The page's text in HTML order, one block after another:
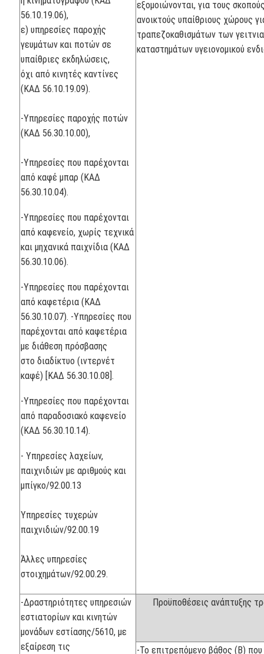
56.10.19.06),
ε) υπηρεσίες παροχής
γευμάτων και ποτών σε
υπαίθριες εκδηλώσεις,
όχι από κινητές καντίνες
(ΚΑΔ 56.10.19.09).
-Υπηρεσίες παροχής ποτών
(ΚΑΔ 56.30.10.00),
-Υπηρεσίες που παρέχονται
από καφέ μπαρ (ΚΑΔ
56.30.10.04).
-Υπηρεσίες που παρέχονται
από καφενείο, χωρίς τεχνικά
και μηχανικά παιχνίδια (ΚΑΔ
56.30.10.06).
-Υπηρεσίες που παρέχονται
από καφετέρια (ΚΑΔ
56.30.10.07). -Υπηρεσίες που
παρέχονται από καφετέρια
με διάθεση πρόσβασης
στο διαδίκτυο (ιντερνέτ
καφέ) [ΚΑΔ 56.30.10.08].
-Υπηρεσίες που παρέχονται
από παραδοσιακό καφενείο
(ΚΑΔ 56.30.10.14).
- Υπηρεσίες λαχείων,
παιχνιδιών με αριθμούς και
μπίγκο/92.00.13
Υπηρεσίες τυχερών
παιχνιδιών/92.00.19
Άλλες υπηρεσίες
στοιχημάτων/92.00.29.
εξομοιώνονται, για τους
ανοικτούς υπαίθριους χώρους
τραπεζοκαθισμάτων των
καταστημάτων υγειονομικού
-Δραστηριότητες υπηρεσιών
εστιατορίων και κινητών
μονάδων εστίασης/5610, με
εξαίρεση τις
Προϋποθέσεις ανάπτυξης
-Το επιτρεπόμενο βάθος (Β) που